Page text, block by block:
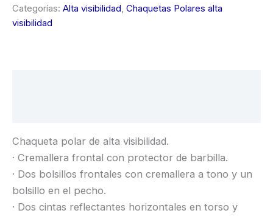
Categorías: Alta visibilidad, Chaquetas Polares alta
visibilidad
Chaqueta polar de alta visibilidad.
· Cremallera frontal con protector de barbilla.
· Dos bolsillos frontales con cremallera a tono y un
bolsillo en el pecho.
· Dos cintas reflectantes horizontales en torso y